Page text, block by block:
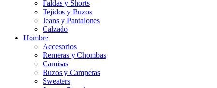
Faldas y Shorts
Tejidos y Buzos
Jeans y Pantalones
Calzado
Hombre
Accesorios
Remeras y Chombas
Camisas
Buzos y Camperas
Sweaters